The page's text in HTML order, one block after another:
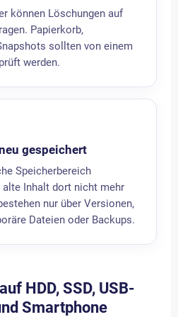
können Löschungen auf
Papierkorb,
sollten von einem
werden.
gespeichert
Speicherbereich
alte Inhalt dort nicht mehr
nur über Versionen,
Dateien oder Backups.
HDD, SSD, USB-
Smartphone